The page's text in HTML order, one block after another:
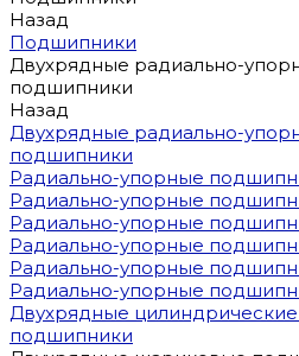
Назад
Подшипники
Двухрядные радиально-
подшипники
Назад
Двухрядные радиально-
подшипники
Радиально-упорные
Радиально-упорные
Радиально-упорные
Радиально-упорные
Радиально-упорные
Радиально-упорные
Двухрядные
подшипники